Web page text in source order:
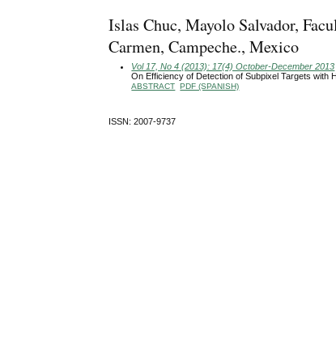
Islas Chuc, Mayolo Salvador,
Carmen, Campeche., Mexico
Vol 17, No 4 (2013): 17(4) October-December 2013
On Efficiency of Detection of Subpixel Targets
ABSTRACT PDF (SPANISH)
ISSN: 2007-9737